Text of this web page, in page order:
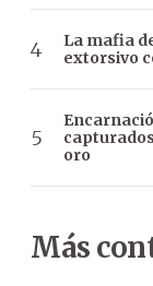
La mafia
extorsivo
oro
Más